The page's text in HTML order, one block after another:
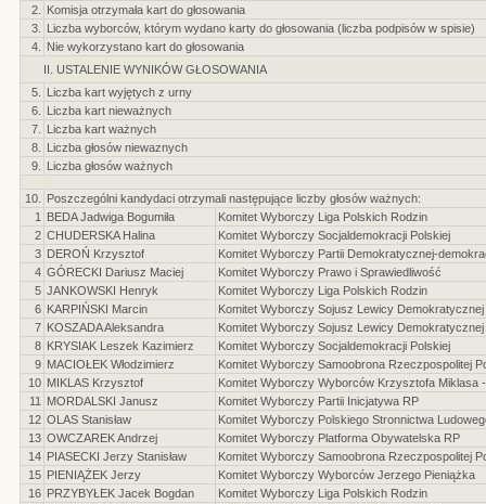
2.
Komisja otrzymała kart do głosowania
3.
Liczba wyborców, którym wydano karty do głosowania (liczba podpisów w spisie)
4.
Nie wykorzystano kart do głosowania
II. USTALENIE WYNIKÓW GŁOSOWANIA
5.
Liczba kart wyjętych z urny
6.
Liczba kart nieważnych
7.
Liczba kart ważnych
8.
Liczba głosów niewaznych
9.
Liczba głosów ważnych
10.
Poszczególni kandydaci otrzymali następujące liczby głosów ważnych:
1
BEDA Jadwiga Bogumiła
Komitet Wyborczy Liga Polskich Rodzin
2 CHUDERSKA Halina
Komitet Wyborczy Socjaldemokracji Polskiej
3 DEROŃ Krzysztof
Komitet Wyborczy Partii Demokratycznej-
4 GÓRECKI Dariusz Maciej
Komitet Wyborczy Prawo i Sprawiedliwość
5 JANKOWSKI Henryk
Komitet Wyborczy Liga Polskich Rodzin
6 KARPIŃSKI Marcin
Komitet Wyborczy Sojusz Lewicy Demokratycznej
7 KOSZADA Aleksandra
Komitet Wyborczy Sojusz Lewicy Demokratycznej
8 KRYSIAK Leszek Kazimierz
Komitet Wyborczy Socjaldemokracji Polskiej
9 MACIOŁEK Włodzimierz
Komitet Wyborczy Samoobrona Rzeczpospolitej
10 MIKLAS Krzysztof
Komitet Wyborczy Wyborców Krzysztofa Miklasa
11
MORDALSKI Janusz
Komitet Wyborczy Partii Inicjatywa RP
12 OLAS Stanisław
Komitet Wyborczy Polskiego Stronnictwa
13 OWCZAREK Andrzej
Komitet Wyborczy Platforma Obywatelska RP
14 PIASECKI Jerzy Stanisław
Komitet Wyborczy Samoobrona Rzeczpospolitej
15 PIENIĄŻEK Jerzy
Komitet Wyborczy Wyborców Jerzego Pieniążka
16 PRZYBYŁEK Jacek Bogdan
Komitet Wyborczy Liga Polskich Rodzin